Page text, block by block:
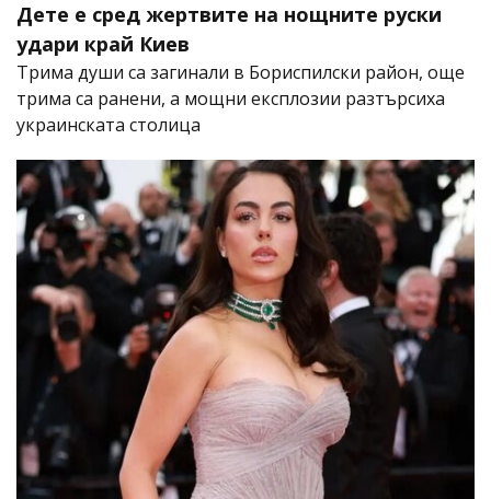
Дете е сред жертвите на нощните руски
удари край Киев
Трима души са загинали в Бориспилски район, още
трима са ранени, а мощни експлозии разтърсиха
украинската столица